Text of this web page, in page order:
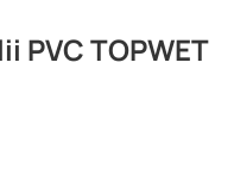
PVC TOPWET